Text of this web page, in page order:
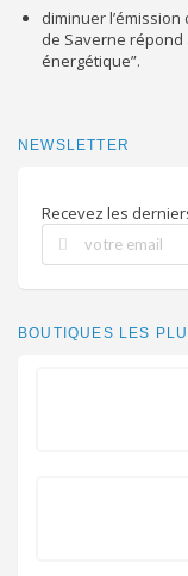
diminuer
de Saverne répond
énergétique”.
NEWSLETTER
Recevez les
BOUTIQUES LES